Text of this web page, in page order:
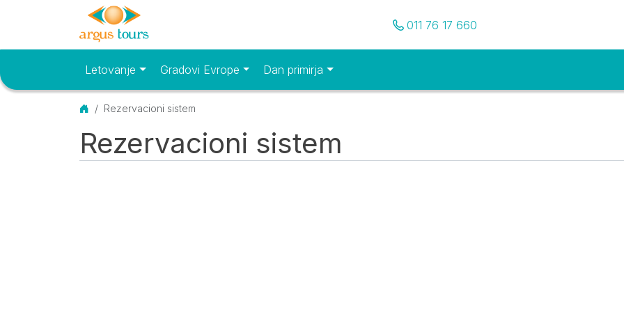
Pozovite nas
011 76 17 660
Osnovni meniLetovanje Gradovi Evrope Dan primirja
Početna
Rezervacioni sistem
Rezervacioni sistem